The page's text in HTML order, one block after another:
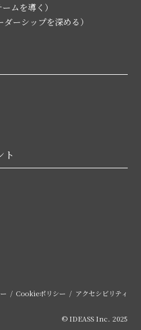
ムを導く）
ーシップを深める）
ト
Cookieポリシー アクセシビリティ
© IDEASS Inc. 2025